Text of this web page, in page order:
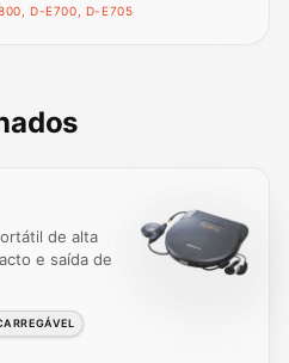
D-E700, D-E705
de alta
e saída de